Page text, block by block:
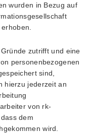
wurden in Bezug auf
zutrifft und eine
personenbezogenen
sind,
hierzu jederzeit an
von rk-
dem
wird.